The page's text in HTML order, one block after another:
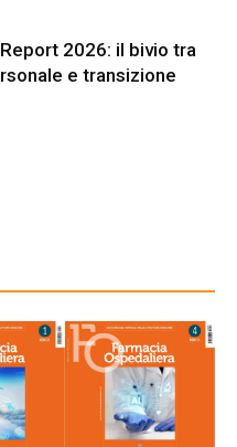
2026: il bivio tra
e transizione